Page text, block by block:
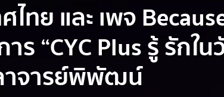
ไทย และ เพจ
ร “CYC Plus รู้ รักใน
ลาจารย์พิพัฒน์